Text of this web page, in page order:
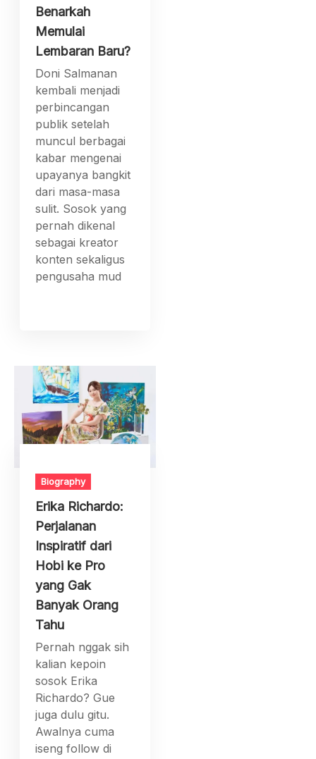
Benarkah
Memulai
Lembaran Baru?
Doni Salmanan
kembali menjadi
perbincangan
publik setelah
muncul berbagai
kabar mengenai
upayanya bangkit
dari masa-masa
sulit. Sosok yang
pernah dikenal
sebagai kreator
konten sekaligus
pengusaha mud
Biography
Erika Richardo:
Perjalanan
Inspiratif dari
Hobi ke Pro
yang Gak
Banyak Orang
Tahu
Pernah nggak sih
kalian kepoin
sosok Erika
Richardo? Gue
juga dulu gitu.
Awalnya cuma
iseng follow di